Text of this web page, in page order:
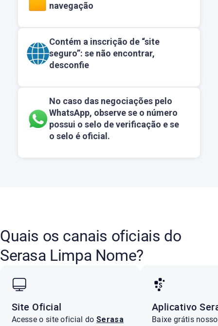
navegação
Contém a inscrição de “site
seguro”: se não encontrar,
desconfie
No caso das negociações pelo
WhatsApp, observe se o número
possui o selo de verificação e se
o selo é oficial.
Quais os canais oficiais do
Serasa Limpa Nome?
Site Oficial
Acesse o site oficial do Serasa
Aplicativo
Baixe grátis